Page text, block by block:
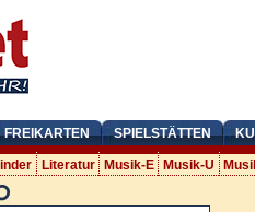
FREIKARTEN SPIELSTÄTTEN
Literatur Musik-E Musik-U